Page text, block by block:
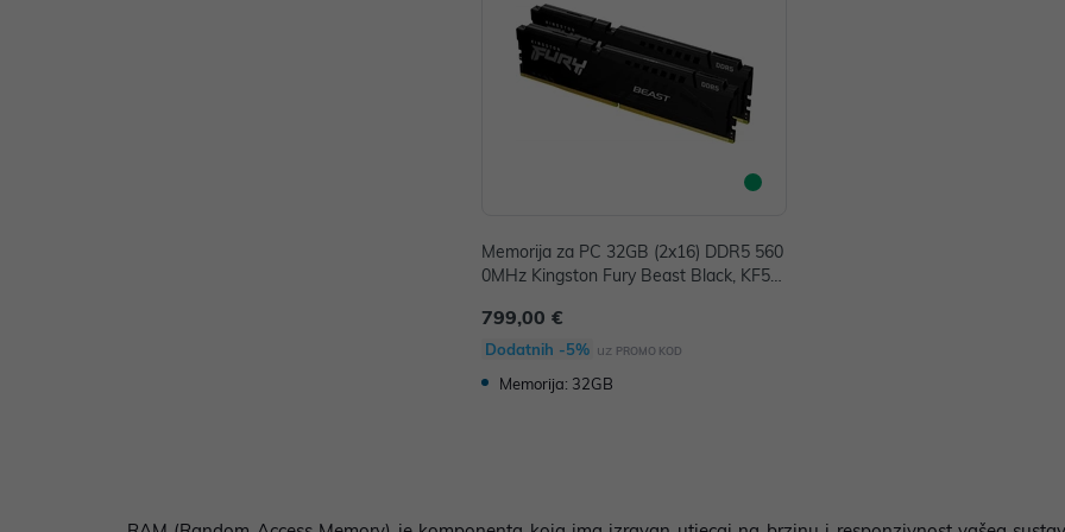
Memorija za PC 32GB (2x16) DDR5 560
0MHz Kingston Fury Beast Black, KF55
799,00 €
Dodatnih -5% uz PROMO KOD
Memorija: 32GB